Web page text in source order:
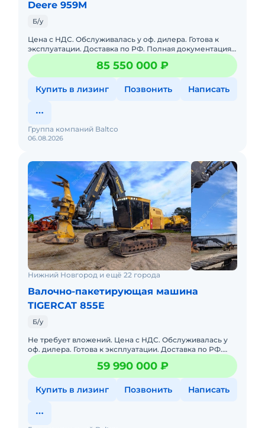
Звоните прямо сейчас
проконсультирую!
Deere 959M
Б/у
Цена с НДС. Обслуживалась у оф. дилера. Готова к
эксплуатации. Доставка по РФ. Полная документация.
Возможна продажа в лизинг. Уровневая Валочно-
пакетирующая м
85 550 000 ₽
Купить в лизинг Позвонить Написать
06.08.2026
Группа компаний Baltco
Нижний Новгород и ещё 22 города
Валочно-пакетирующая машина
TIGERCAT 855E
Б/у
Не требует вложений. Цена с НДС. Обслуживалась у
оф. дилера. Готова к эксплуатации. Доставка по РФ.
Полная документация. Возможна продажа в лизинг.
Валочно-пак
59 990 000 ₽
Купить в лизинг Позвонить Написать